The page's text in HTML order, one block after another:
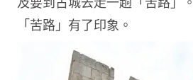
「苦路」有了印象。